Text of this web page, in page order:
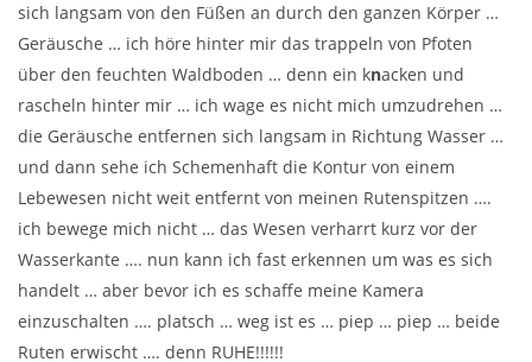
sich langsam von den Füßen an durch den ganzen Körper …
Geräusche … ich höre hinter mir das trappeln von Pfoten
über den feuchten Waldboden … denn ein knacken und
rascheln hinter mir … ich wage es nicht mich umzudrehen …
die Geräusche entfernen sich langsam in Richtung Wasser …
und dann sehe ich Schemenhaft die Kontur von einem
Lebewesen nicht weit entfernt von meinen Rutenspitzen ….
ich bewege mich nicht … das Wesen verharrt kurz vor der
Wasserkante …. nun kann ich fast erkennen um was es sich
handelt … aber bevor ich es schaffe meine Kamera
einzuschalten …. platsch … weg ist es … piep … piep … beide
Ruten erwischt …. denn RUHE!!!!!!